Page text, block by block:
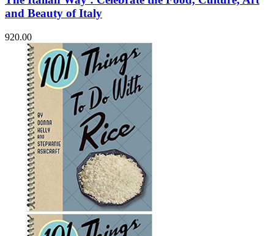
and Beauty of Italy
920.00